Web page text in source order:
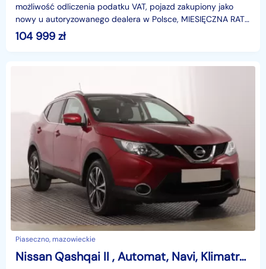
możliwość odliczenia podatku VAT, pojazd zakupiony jako
nowy u autoryzowanego dealera w Polsce, MIESIĘCZNA RATA
NA TEN SAMOCHÓD JUŻ OD 625 PLN*Podana w ogłosze
104 999 zł
Piaseczno, mazowieckie
Nissan Qashqai II , Automat, Navi, Klimatronic, Tempomat, Parktronic,